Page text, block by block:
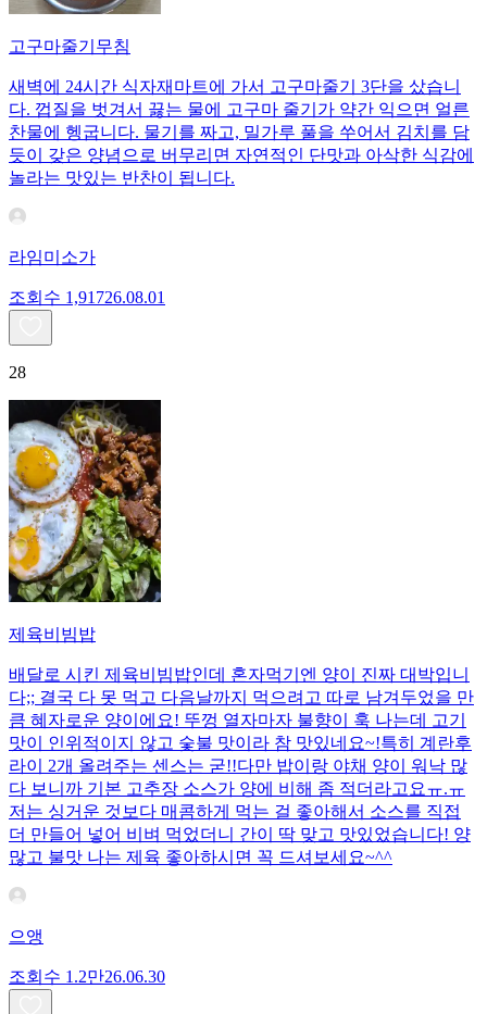
고구마줄기무침
새벽에 24시간 식자재마트에 가서 고구마줄기 3단을 샀습니
다. 껍질을 벗겨서 끓는 물에 고구마 줄기가 약간 익으면 얼른
찬물에 헹굽니다. 물기를 짜고, 밀가루 풀을 쑤어서 김치를 담
듯이 갖은 양념으로 버무리면 자연적인 단맛과 아삭한 식감에
놀라는 맛있는 반찬이 됩니다.
라임미소가
조회수 1,91726.08.01
28
제육비빔밥
배달로 시킨 제육비빔밥인데 혼자먹기엔 양이 진짜 대박입니
다;; 결국 다 못 먹고 다음날까지 먹으려고 따로 남겨두었을 만
큼 혜자로운 양이에요! 뚜껑 열자마자 불향이 훅 나는데 고기
맛이 인위적이지 않고 숯불 맛이라 참 맛있네요~!특히 계란후
라이 2개 올려주는 센스는 굳!! ​다만 밥이랑 야채 양이 워낙 많
다 보니까 기본 고추장 소스가 양에 비해 좀 적더라고요ㅠ.ㅠ
저는 싱거운 것보다 매콤하게 먹는 걸 좋아해서 소스를 직접
더 만들어 넣어 비벼 먹었더니 간이 딱 맞고 맛있었습니다! 양
많고 불맛 나는 제육 좋아하시면 꼭 드셔보세요~^^
으앵
조회수 1.2만26.06.30